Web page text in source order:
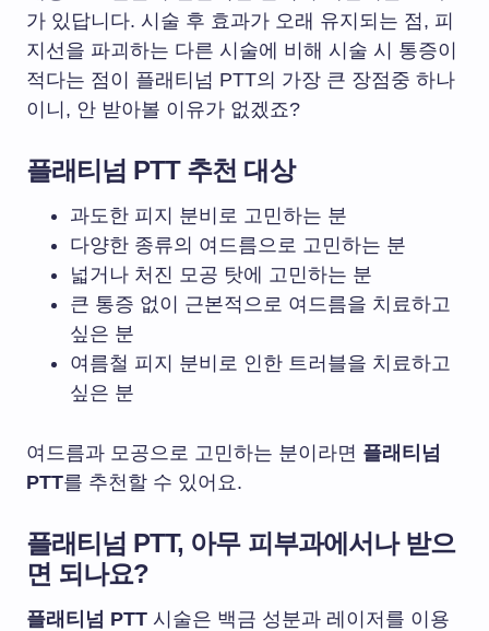
가 있답니다. 시술 후 효과가 오래 유지되는 점, 피
지선을 파괴하는 다른 시술에 비해 시술 시 통증이
적다는 점이 플래티넘 PTT의 가장 큰 장점중 하나
이니, 안 받아볼 이유가 없겠죠?
플래티넘 PTT 추천 대상
과도한 피지 분비로 고민하는 분
다양한 종류의 여드름으로 고민하는 분
넓거나 처진 모공 탓에 고민하는 분
큰 통증 없이 근본적으로 여드름을 치료하고
싶은 분
여름철 피지 분비로 인한 트러블을 치료하고
싶은 분
여드름과 모공으로 고민하는 분이라면 플래티넘
PTT를 추천할 수 있어요.
플래티넘 PTT, 아무 피부과에서나 받으
면 되나요?
플래티넘 PTT 시술은 백금 성분과 레이저를 이용